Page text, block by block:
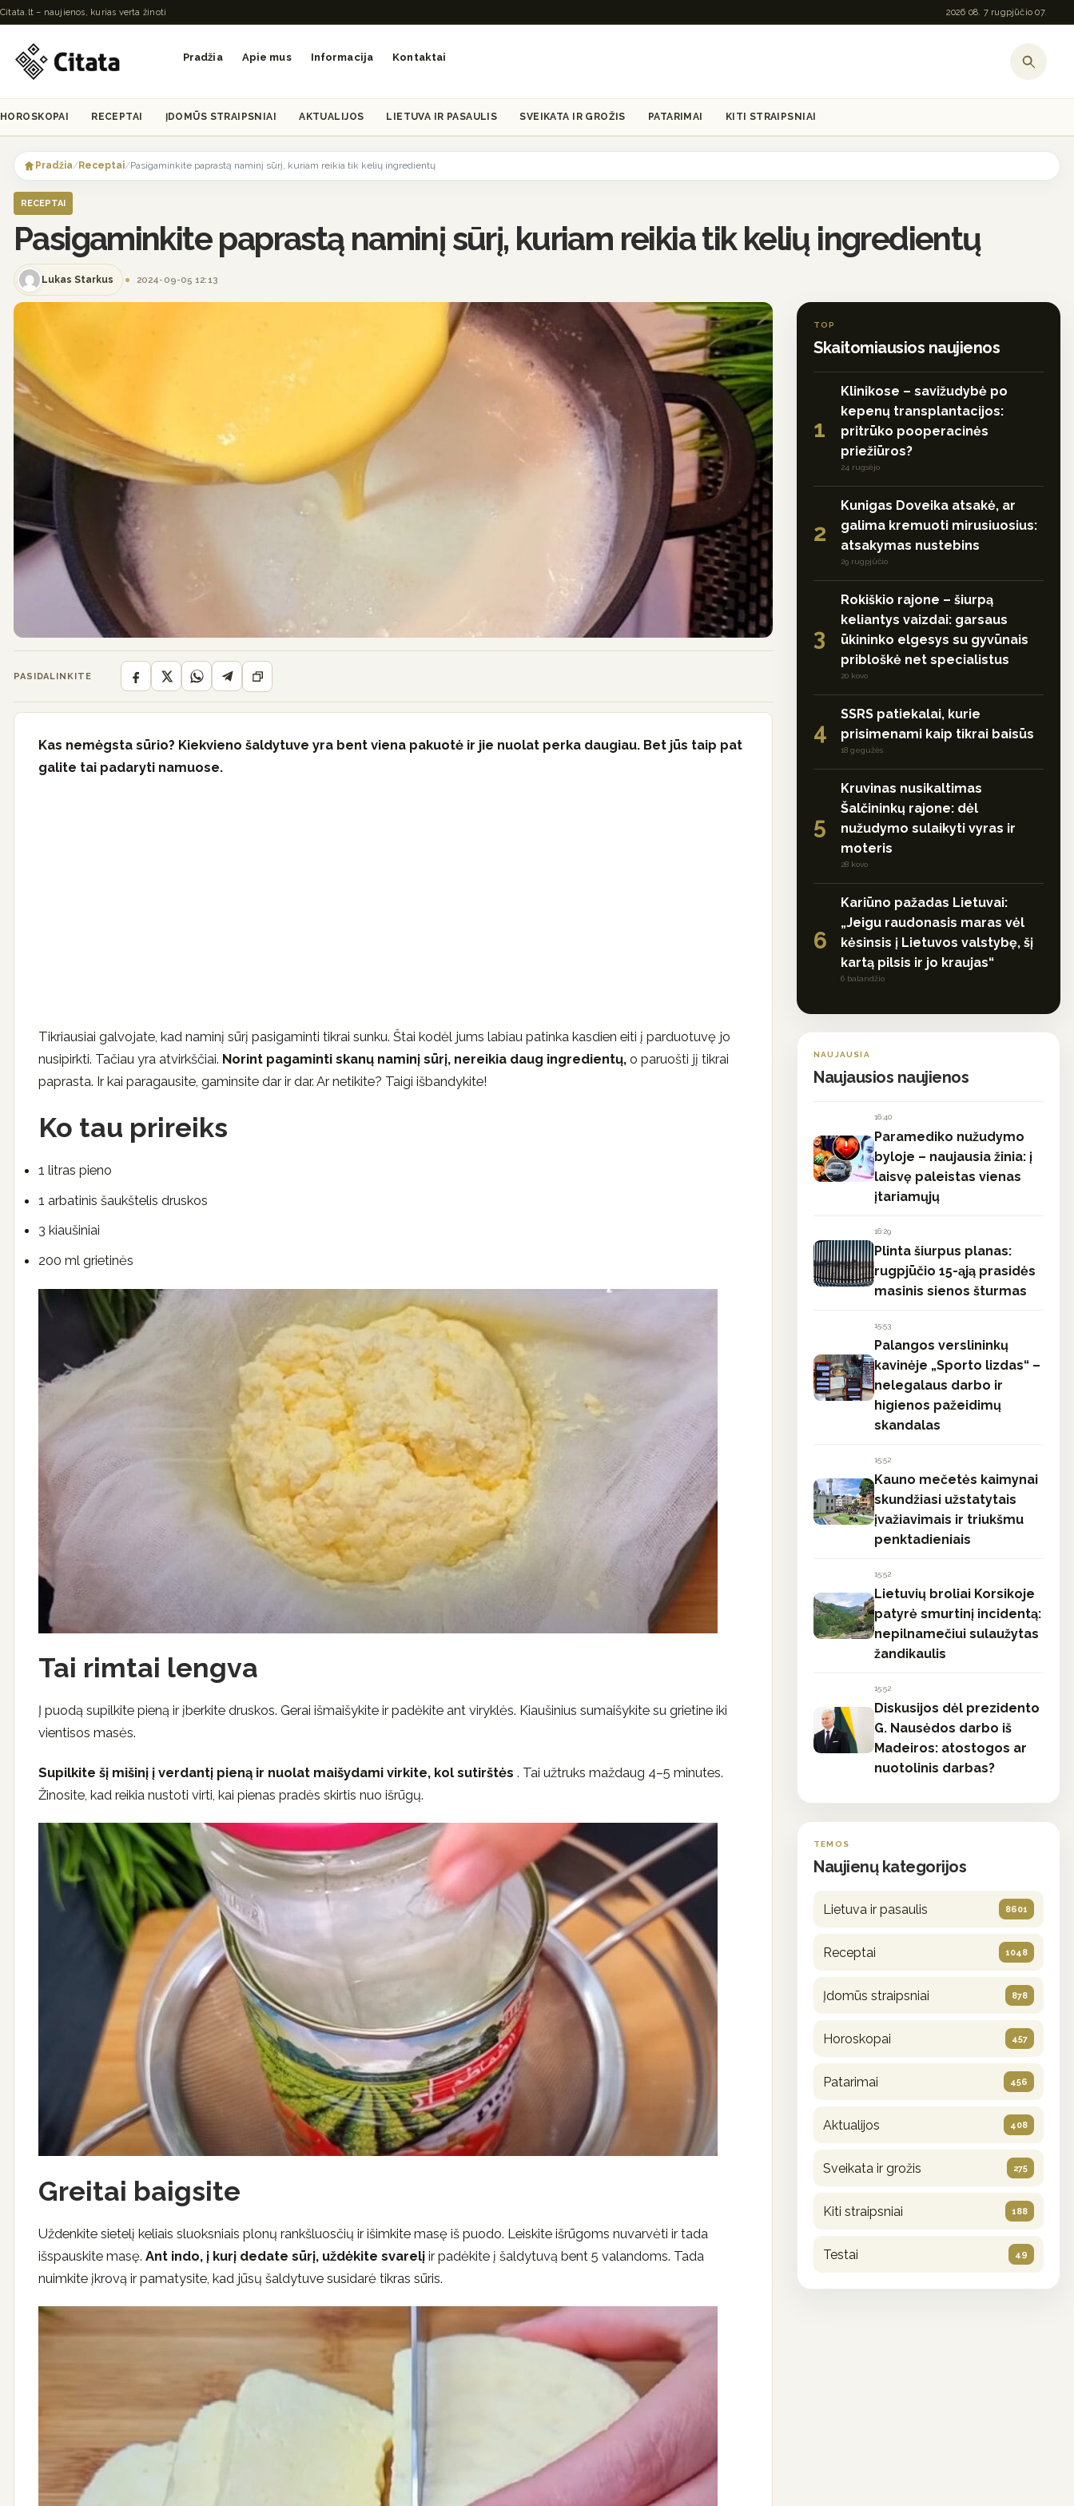
Citata.lt – naujienos, kurias verta žinoti 2026 08. 7 rugpjūčio 07.
Pradžia Apie mus Informacija Kontaktai
HOROSKOPAI RECEPTAI ĮDOMŪS STRAIPSNIAI AKTUALIJOS LIETUVA IR PASAULIS SVEIKATA IR GROŽIS PATARIMAI KITI STRAIPSNIAI
Pradžia/Receptai/Pasigaminkite paprastą naminį sūrį, kuriam reikia tik kelių ingredientų
RECEPTAI
Pasigaminkite paprastą naminį sūrį, kuriam reikia tik kelių ingredientų
Lukas Starkus 2024-09-05 12:13
PASIDALINKITE
Kas nemėgsta sūrio? Kiekvieno šaldytuve yra bent viena pakuotė ir jie nuolat perka daugiau. Bet jūs taip pat
galite tai padaryti namuose.
Tikriausiai galvojate, kad naminį sūrį pasigaminti tikrai sunku. Štai kodėl jums labiau patinka kasdien eiti į parduotuvę jo
nusipirkti. Tačiau yra atvirkščiai. Norint pagaminti skanų naminį sūrį, nereikia daug ingredientų, o paruošti jį tikrai
paprasta. Ir kai paragausite, gaminsite dar ir dar. Ar netikite? Taigi išbandykite!
Ko tau prireiks
1 litras pieno
1 arbatinis šaukštelis druskos
3 kiaušiniai
200 ml grietinės
Tai rimtai lengva
Į puodą supilkite pieną ir įberkite druskos. Gerai išmaišykite ir padėkite ant viryklės. Kiaušinius sumaišykite su grietine iki
vientisos masės.
Supilkite šį mišinį į verdantį pieną ir nuolat maišydami virkite, kol sutirštės . Tai užtruks maždaug 4–5 minutes.
Žinosite, kad reikia nustoti virti, kai pienas pradės skirtis nuo išrūgų.
Greitai baigsite
Uždenkite sietelį keliais sluoksniais plonų rankšluosčių ir išimkite masę iš puodo. Leiskite išrūgoms nuvarvėti ir tada
išspauskite masę. Ant indo, į kurį dedate sūrį, uždėkite svarelį ir padėkite į šaldytuvą bent 5 valandoms. Tada
nuimkite įkrovą ir pamatysite, kad jūsų šaldytuve susidarė tikras sūris.
TOP
Skaitomiausios naujienos
1
Klinikose – savižudybė po
kepenų transplantacijos:
pritrūko pooperacinės
priežiūros?
24 rugsėjo
2
Kunigas Doveika atsakė, ar
galima kremuoti mirusiuosius:
atsakymas nustebins
29 rugpjūčio
3
Rokiškio rajone – šiurpą
keliantys vaizdai: garsaus
ūkininko elgesys su gyvūnais
pribloškė net specialistus
20 kovo
4
SSRS patiekalai, kurie
prisimenami kaip tikrai baisūs
18 gegužės
5
Kruvinas nusikaltimas
Šalčininkų rajone: dėl
nužudymo sulaikyti vyras ir
moteris
28 kovo
6
Kariūno pažadas Lietuvai:
„Jeigu raudonasis maras vėl
kėsinsis į Lietuvos valstybę, šį
kartą pilsis ir jo kraujas“
6 balandžio
NAUJAUSIA
Naujausios naujienos
16:40
Paramediko nužudymo
byloje – naujausia žinia: į
laisvę paleistas vienas
įtariamųjų
16:29
Plinta šiurpus planas:
rugpjūčio 15-ąją prasidės
masinis sienos šturmas
15:53
Palangos verslininkų
kavinėje „Sporto lizdas“ –
nelegalaus darbo ir
higienos pažeidimų
skandalas
15:52
Kauno mečetės kaimynai
skundžiasi užstatytais
įvažiavimais ir triukšmu
penktadieniais
15:52
Lietuvių broliai Korsikoje
patyrė smurtinį incidentą:
nepilnamečiui sulaužytas
žandikaulis
15:52
Diskusijos dėl prezidento
G. Nausėdos darbo iš
Madeiros: atostogos ar
nuotolinis darbas?
TEMOS
Naujienų kategorijos
Lietuva ir pasaulis 8601
Receptai 1048
Įdomūs straipsniai 878
Horoskopai 457
Patarimai 456
Aktualijos 408
Sveikata ir grožis 275
Kiti straipsniai 188
Testai 49